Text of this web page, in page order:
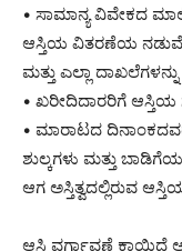
• ಸಾಮಾನ್ಯ ವಿವೇಕದ
ಆಸ್ತಿಯ ವಿತರಣೆಯ ನಡುವೆ
ಮತ್ತು ಎಲ್ಲಾ
• ಖರೀದಿದಾರರಿಗೆ ಆಸ್ತಿಯ
• ಮಾರಾಟದ
ಶುಲ್ಕಗಳು ಮತ್ತು
ಆಗ ಅಸ್ತಿತ್ವದಲ್ಲಿರುವ
ಆಸ್ತಿ ವರ್ಗಾವಣೆ ಕಾಯಿದೆ